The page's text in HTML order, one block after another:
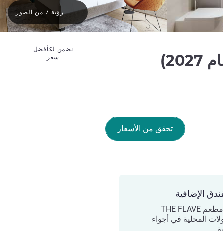
نضمن لكأفضل
سعر
رؤية 7 من الصور
تحقق من الأسعار
الإضافية
يقدم مطعم THE FLAVE
المحلية في أجواء